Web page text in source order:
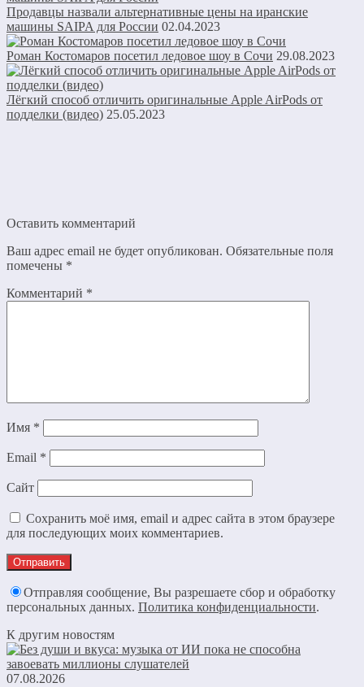
Продавцы назвали альтернативные цены на иранские
машины SAIPA для России 02.04.2023
Роман Костомаров посетил ледовое шоу в Сочи 29.08.2023
Лёгкий способ отличить оригинальные Apple AirPods от
подделки (видео) 25.05.2023
Оставить комментарий
Ваш адрес email не будет опубликован. Обязательные поля
помечены *
Комментарий *
Имя *
Email *
Сайт
Сохранить моё имя, email и адрес сайта в этом браузере
для последующих моих комментариев.
Отправляя сообщение, Вы разрешаете сбор и обработку
персональных данных. Политика конфиденциальности.
К другим новостям
07.08.2026